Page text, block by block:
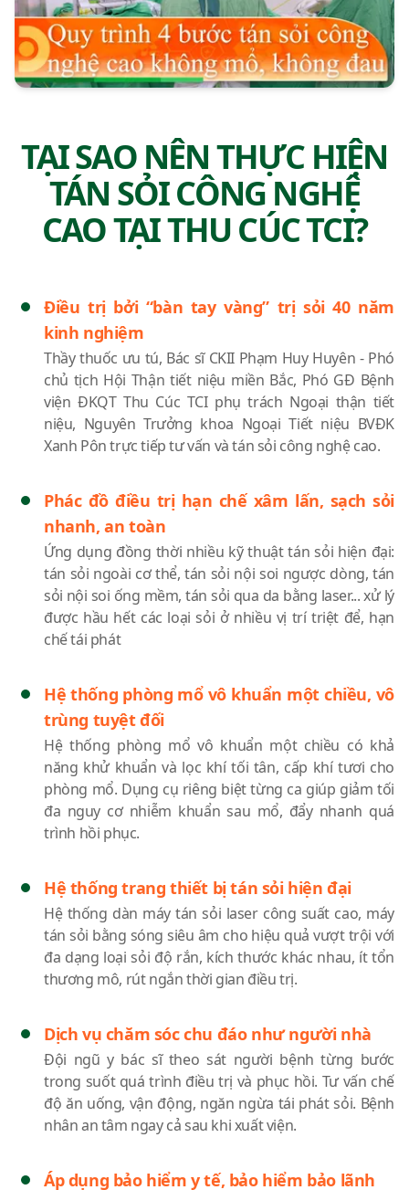
TẠI SAO NÊN THỰC HIỆN
TÁN SỎI CÔNG NGHỆ
CAO TẠI THU CÚC TCI?
Điều trị bởi “bàn tay vàng” trị sỏi 40 năm
kinh nghiệm
Thầy thuốc ưu tú, Bác sĩ CKII Phạm Huy Huyên - Phó
chủ tịch Hội Thận tiết niệu miền Bắc, Phó GĐ Bệnh
viện ĐKQT Thu Cúc TCI phụ trách Ngoại thận tiết
niệu, Nguyên Trưởng khoa Ngoại Tiết niệu BVĐK
Xanh Pôn trực tiếp tư vấn và tán sỏi công nghệ cao.
Phác đồ điều trị hạn chế xâm lấn, sạch sỏi
nhanh, an toàn
Ứng dụng đồng thời nhiều kỹ thuật tán sỏi hiện đại:
tán sỏi ngoài cơ thể, tán sỏi nội soi ngược dòng, tán
sỏi nội soi ống mềm, tán sỏi qua da bằng laser... xử lý
được hầu hết các loại sỏi ở nhiều vị trí triệt để, hạn
chế tái phát
Hệ thống phòng mổ vô khuẩn một chiều, vô
trùng tuyệt đối
Hệ thống phòng mổ vô khuẩn một chiều có khả
năng khử khuẩn và lọc khí tối tân, cấp khí tươi cho
phòng mổ. Dụng cụ riêng biệt từng ca giúp giảm tối
đa nguy cơ nhiễm khuẩn sau mổ, đẩy nhanh quá
trình hồi phục.
Hệ thống trang thiết bị tán sỏi hiện đại
Hệ thống dàn máy tán sỏi laser công suất cao, máy
tán sỏi bằng sóng siêu âm cho hiệu quả vượt trội với
đa dạng loại sỏi độ rắn, kích thước khác nhau, ít tổn
thương mô, rút ngắn thời gian điều trị.
Dịch vụ chăm sóc chu đáo như người nhà
Đội ngũ y bác sĩ theo sát người bệnh từng bước
trong suốt quá trình điều trị và phục hồi. Tư vấn chế
độ ăn uống, vận động, ngăn ngừa tái phát sỏi. Bệnh
nhân an tâm ngay cả sau khi xuất viện.
Áp dụng bảo hiểm y tế, bảo hiểm bảo lãnh